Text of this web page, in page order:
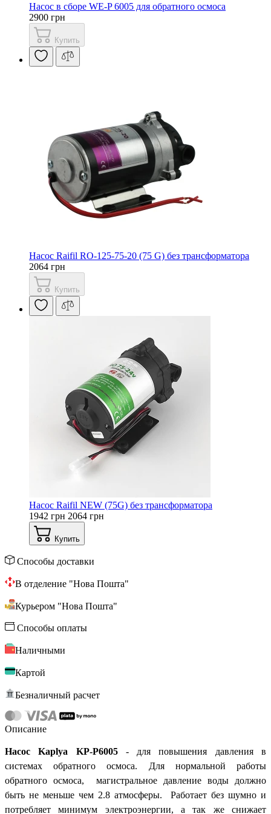
Насос в сборе WE-P 6005 для обратного осмоса
2900 грн
Купить
Насос Raifil RO-125-75-20 (75 G) без трансформатора
2064 грн
Купить
Насос Raifil NEW (75G) без трансформатора
1942 грн 2064 грн
Купить
Способы доставки
В отделение "Нова Пошта"
Курьером "Нова Пошта"
Способы оплаты
Наличными
Картой
Безналичный расчет
Описание
Насос Kaplya KP-P6005 -
для повышения давления в
системах обратного осмоса. Для нормальной работы
обратного осмоса, магистральное давление воды должно
быть не меньше чем 2.8 атмосферы. Работает без шумно и
потребляет минимум электроэнергии, а так же снижает